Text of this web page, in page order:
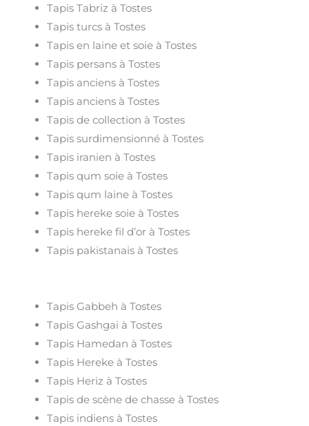
Tapis Tabriz à Tostes
Tapis turcs à Tostes
Tapis en laine et soie à Tostes
Tapis persans à Tostes
Tapis anciens à Tostes
Tapis anciens à Tostes
Tapis de collection à Tostes
Tapis surdimensionné à Tostes
Tapis iranien à Tostes
Tapis qum soie à Tostes
Tapis qum laine à Tostes
Tapis hereke soie à Tostes
Tapis hereke fil d’or à Tostes
Tapis pakistanais à Tostes
Tapis Gabbeh à Tostes
Tapis Gashgai à Tostes
Tapis Hamedan à Tostes
Tapis Hereke à Tostes
Tapis Heriz à Tostes
Tapis de scène de chasse à Tostes
Tapis indiens à Tostes